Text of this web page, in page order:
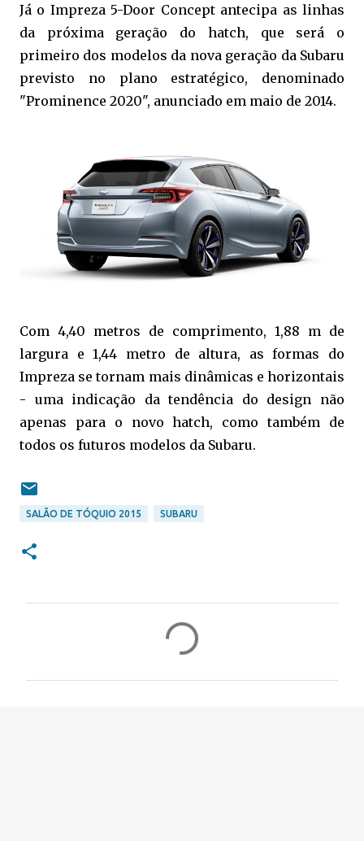
Já o Impreza 5-Door Concept antecipa as linhas
da próxima geração do hatch, que será o
primeiro dos modelos da nova geração da Subaru
previsto no plano estratégico, denominado
"Prominence 2020", anunciado em maio de 2014.
Com 4,40 metros de comprimento, 1,88 m de
largura e 1,44 metro de altura, as formas do
Impreza se tornam mais dinâmicas e horizontais
- uma indicação da tendência do design não
apenas para o novo hatch, como também de
todos os futuros modelos da Subaru.
SALÃO DE TÓQUIO 2015 SUBARU
m